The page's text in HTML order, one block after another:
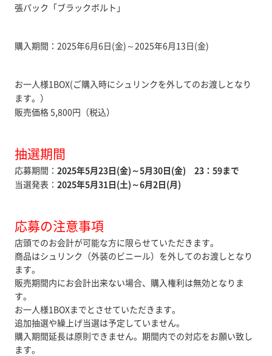
張パック「ブラックボルト」
購入期間：2025年6月6日(金)～2025年6月13日(金)
お一人様1BOX(ご購入時にシュリンクを外してのお渡しとなり
ます。）
販売価格 5,800円（税込）
抽選期間
応募期間： 2025年5月23日(金)～5月30日(金) 23：59まで
当選発表： 2025年5月31日(土)～6月2日(月)
応募の注意事項
店頭でのお会計が可能な方に限らせていただきます。
商品はシュリンク（外装のビニール）を外してのお渡しとなり
ます。
販売期間内にお会計出来ない場合、購入権利は無効となりま
す。
お一人様1BOXまでとさせていただきます。
追加抽選や繰上げ当選は予定していません。
購入期間延長は原則できません。期間内での対応をお願い致し
ます。